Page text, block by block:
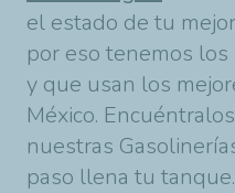
el estado de tu
por eso tenemos los
y que usan los
México.
nuestras
paso llena tu tanque.